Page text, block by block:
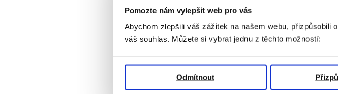
Pomozte nám vylepšit web pro vás
Abychom zlepšili váš zážitek na našem webu, přizpůsobili
váš souhlas. Můžete si vybrat jednu z těchto možností:
Odmítnout
Velké na malé
Opus, vycházející z drobné Čapkovy
U tradičně amatérského (chcete-li
s kapacitou necelých sto osob
pianistka (mimochodem skvělá, ať už